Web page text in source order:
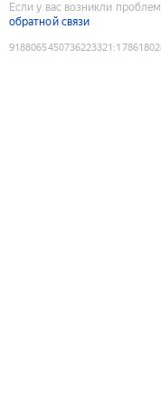
Если у вас возникли
обратной связи
9188065450736223321 :